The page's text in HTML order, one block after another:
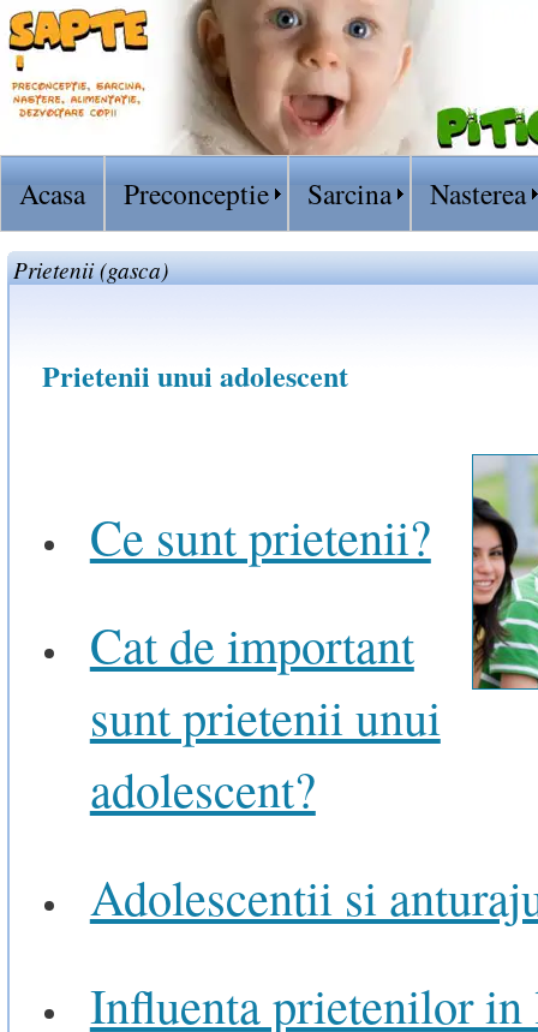
Acasa Preconceptie Sarcina Nasterea
Prietenii (gasca)
Prietenii unui adolescent
Ce sunt prietenii?
Cat de important
sunt prietenii unui
adolescent?
Adolescentii si
Influenta prietenilor in